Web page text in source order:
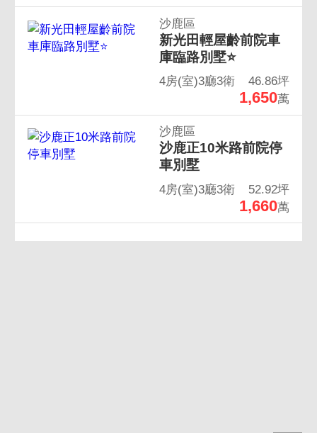
沙鹿區
新光田輕屋齡前院車
庫臨路別墅⭐
4房(室)3廳3衛 46.86坪
1,650萬
沙鹿區
沙鹿正10米路前院停
車別墅
4房(室)3廳3衛 52.92坪
1,660萬